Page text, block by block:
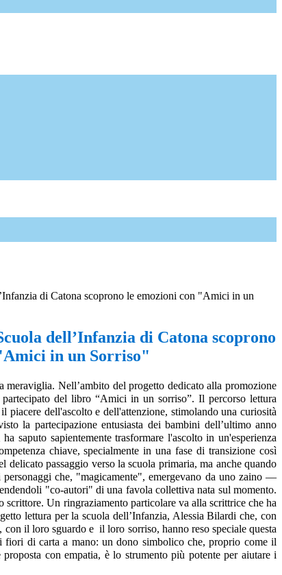
di Catona scoprono le emozioni con "Amici in un
dell’Infanzia di Catona scoprono
in un Sorriso"
Nell’ambito del progetto dedicato alla promozione
del libro “Amici in un sorriso”. Il percorso lettura
dell'ascolto e dell'attenzione, stimolando una curiosità
la partecipazione entusiasta dei bambini dell’ultimo anno
saputo sapientemente trasformare l'ascolto in un'esperienza
chiave, specialmente in una fase di transizione così
passaggio verso la scuola primaria, ma anche quando
che, "magicamente", emergevano da uno zaino —
"co-autori" di una favola collettiva nata sul momento.
Un ringraziamento particolare va alla scrittrice che ha
lettura per la scuola dell’Infanzia, Alessia Bilardi che, con
il loro sguardo e il loro sorriso, hanno reso speciale questa
fiori di carta a mano: un dono simbolico che, proprio come il
con empatia, è lo strumento più potente per aiutare i